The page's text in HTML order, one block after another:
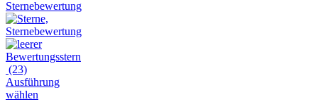
(23)
Ausführung
wählen